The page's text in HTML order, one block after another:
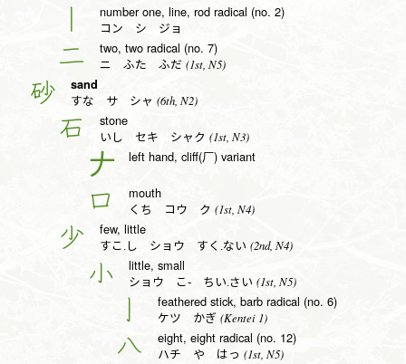
number one, line, rod radical (no. 2)
コン シ ジョ
二 two, two radical (no. 7)
ニ ふた ふだ (1st, N5)
砂 sand
すな サ シャ (6th, N2)
石 stone
いし セキ シャク (1st, N3)
𠂇 left hand, cliff(厂) variant
口 mouth
くち コウ ク (1st, N4)
少 few, little
すこ.し ショウ すく.ない (2nd, N4)
小 little, small
ショウ こ- ちい.さい (1st, N5)
亅 feathered stick, barb radical (no. 6)
ケツ かぎ (Kentei 1)
八 eight, eight radical (no. 12)
ハチ や はっ (1st, N5)